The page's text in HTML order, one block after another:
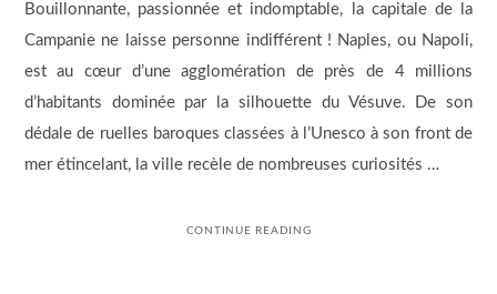
Bouillonnante, passionnée et indomptable, la capitale de la
Campanie ne laisse personne indifférent ! Naples, ou Napoli,
est au cœur d’une agglomération de près de 4 millions
d’habitants dominée par la silhouette du Vésuve. De son
dédale de ruelles baroques classées à l’Unesco à son front de
mer étincelant, la ville recèle de nombreuses curiosités …
CONTINUE READING